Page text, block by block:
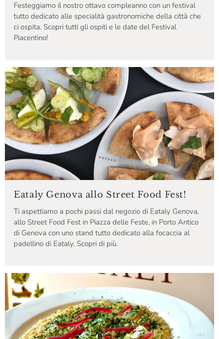
Festeggiamo il nostro ottavo compleanno con un festival
tutto dedicato alle specialità gastronomiche della città che
ci ospita. Scopri tutti gli ospiti e le date del Festival
Piacentino!
Eataly Genova allo Street Food Fest!
Ti aspettiamo a pochi passi dal negozio di Eataly Genova,
allo Street Food Fest in Piazza delle Feste, in Porto Antico
di Genova con uno stand tutto dedicato alla focaccia al
padellino di Eataly. Scopri di più.